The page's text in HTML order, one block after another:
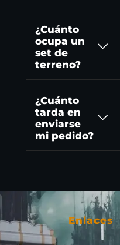
¿Cuánto
ocupa un
set de
terreno?
¿Cuánto
tarda en
enviarse
mi pedido?
Enlaces